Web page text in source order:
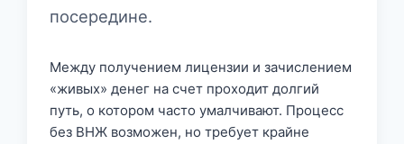
посередине.
Между получением лицензии и зачислением
«живых» денег на счет проходит долгий
путь, о котором часто умалчивают. Процесс
без ВНЖ возможен, но требует крайне